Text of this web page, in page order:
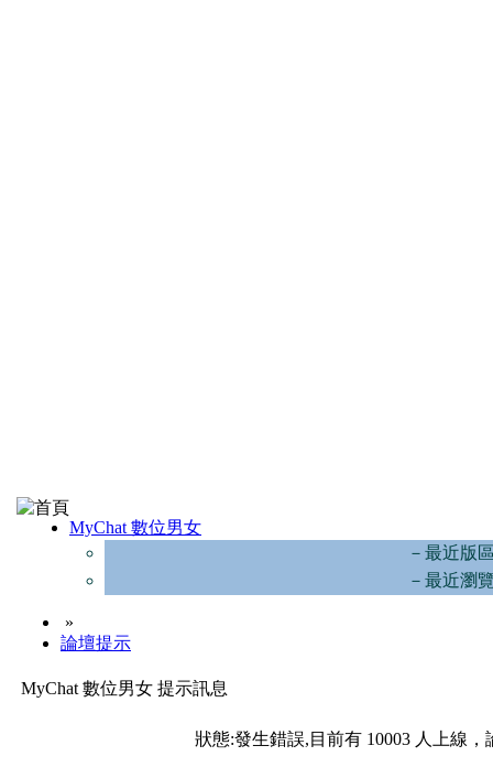
MyChat 數位男女
－最近版
－最近瀏
»
論壇提示
MyChat 數位男女 提示訊息
狀態:發生錯誤,目前有 10003 人上線